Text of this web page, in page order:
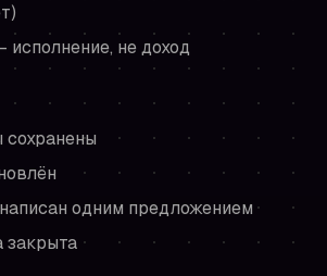
не доход
одним предложением